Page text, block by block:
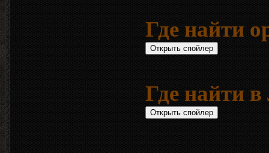
Где найти
Где найти